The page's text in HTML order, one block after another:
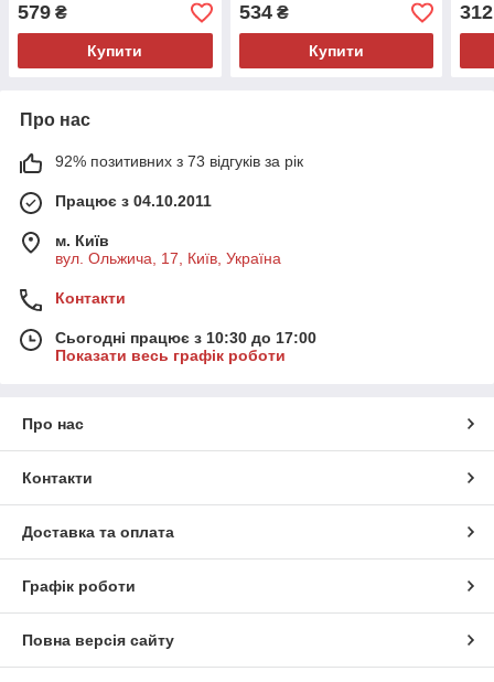
579 ₴
Купити
534₴
Купити
312
Про нас
92% позитивних з 73 відгуків за рік
Працює з 04.10.2011
м. Київ
вул. Ольжича, 17, Київ, Україна
Контакти
Сьогодні працює з 10:30 до 17:00
Показати весь графік роботи
Про нас
Контакти
Доставка та оплата
Графік роботи
Повна версія сайту